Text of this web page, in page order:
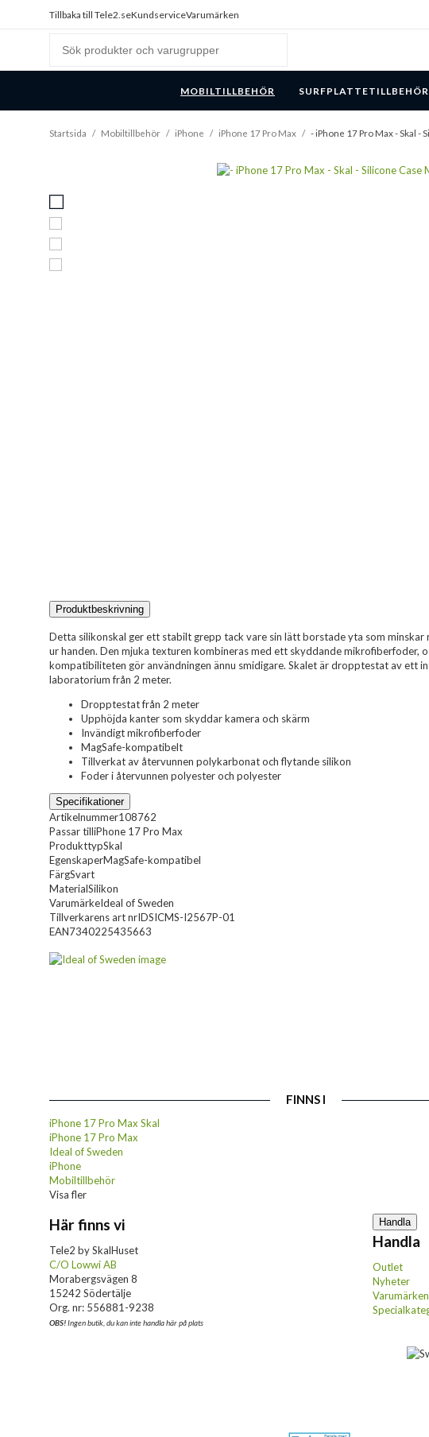
Tillbaka till Tele2.seKundserviceVarumärken
MOBILTILLBEHÖR SURFPLATTETILLBEHÖR
Startsida / Mobiltillbehör / iPhone / iPhone 17 Pro Max / - iPhone 17 Pro Max - Skal -
Produktbeskrivning
Detta silikonskal ger ett stabilt grepp tack vare sin lätt borstade yta som
ur handen. Den mjuka texturen kombineras med ett skyddande mikrofiberfoder,
kompatibiliteten gör användningen ännu smidigare. Skalet är dropptestat av ett
laboratorium från 2 meter.
Dropptestat från 2 meter
Upphöjda kanter som skyddar kamera och skärm
Invändigt mikrofiberfoder
MagSafe-kompatibelt
Tillverkat av återvunnen polykarbonat och flytande silikon
Foder i återvunnen polyester och polyester
Specifikationer
Artikelnummer108762
Passar tilliPhone 17 Pro Max
ProdukttypSkal
EgenskaperMagSafe-kompatibel
FärgSvart
MaterialSilikon
VarumärkeIdeal of Sweden
Tillverkarens art nrIDSICMS-I2567P-01
EAN7340225435663
FINNS I
iPhone 17 Pro Max Skal
iPhone 17 Pro Max
Ideal of Sweden
iPhone
Mobiltillbehör
Visa fler
Här finns vi
Tele2 by SkalHuset
C/O Lowwi AB
Morabergsvägen 8
15242 Södertälje
Org. nr: 556881-9238
OBS!Ingen butik, du kan inte handla här på plats
Handla
Handla
Outlet
Nyheter
Varumärken